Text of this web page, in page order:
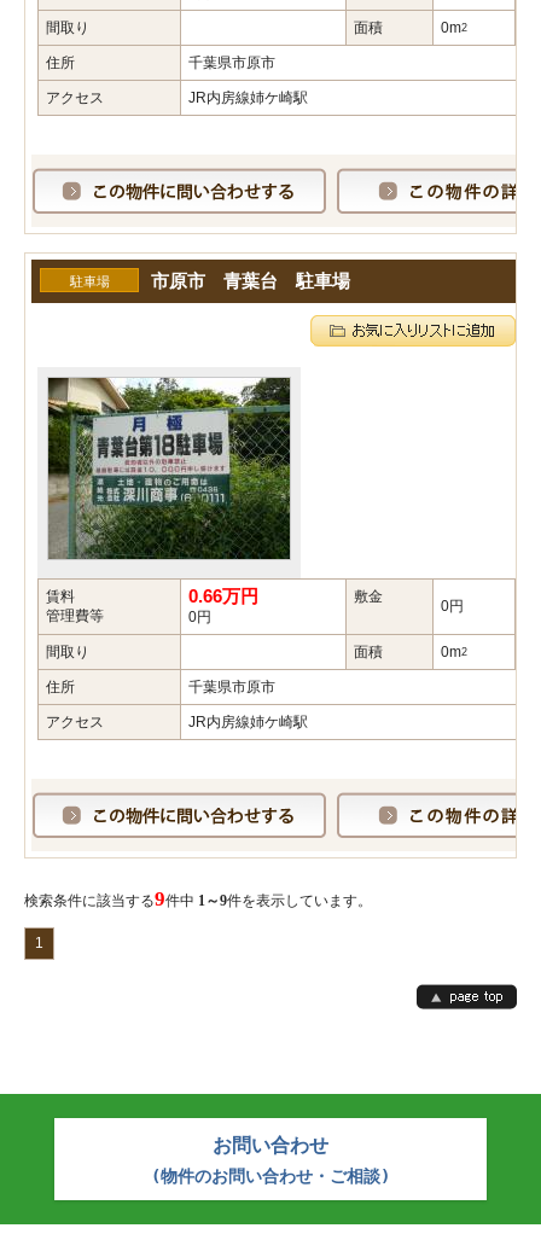
間取り 面積 0m2
住所 千葉県市原市
アクセス JR内房線姉ケ崎駅
駐車場 市原市 青葉台 駐車場
賃料
管理費等
0.66万円
0円
敷金
0円
間取り 面積 0m2
住所 千葉県市原市
アクセス JR内房線姉ケ崎駅
検索条件に該当する9件中 1～9件を表示しています。
1
お問い合わせ
(物件のお問い合わせ・ご相談)